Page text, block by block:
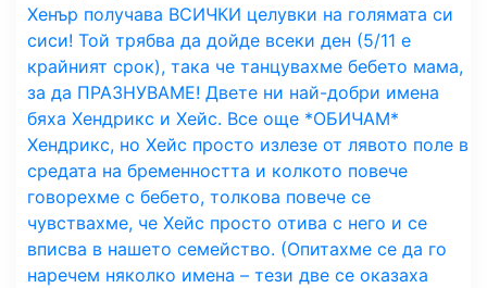
Хенър получава ВСИЧКИ целувки на голямата си
сиси! Той трябва да дойде всеки ден (5/11 е
крайният срок), така че танцувахме бебето мама,
за да ПРАЗНУВАМЕ! Двете ни най-добри имена
бяха Хендрикс и Хейс. Все още *ОБИЧАМ*
Хендрикс, но Хейс просто излезе от лявото поле в
средата на бременността и колкото повече
говорехме с бебето, толкова повече се
чувствахме, че Хейс просто отива с него и се
вписва в нашето семейство. (Опитахме се да го
наречем няколко имена – тези две се оказаха